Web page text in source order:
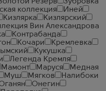
коллекция
Иней
Кизлярка
Кизлярский
Вин Александрова
Контрабанда
Кочари
Кремлевка
Кукушка
Легенда Кремля
Мамонт Маруся
Медная
Муш Мягков
Налибоки
Онегин